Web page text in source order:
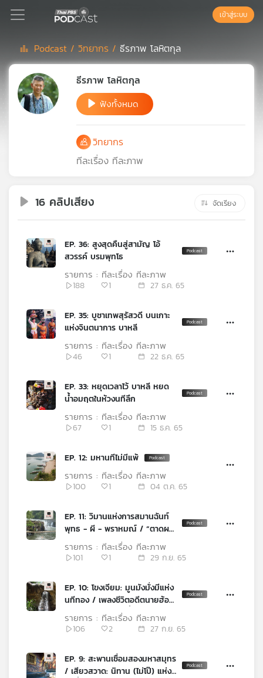
Podcast
เพล
เพล
เพลง
เกี่ยว
เครือ
แผนที่
เข้าสู่ระบบ
Podcast / วิทยากร / ธีรภาพ โลหิตกุล
ธีรภาพ โลหิตกุล
ฟังทั้งหมด
วิทยากร
ทีละเรื่อง ทีละภาพ
16 คลิปเสียง จัดเรียง
EP. 36: สูงสุดคืนสู่สามัญ โอ้
สวรรค์ บรมพุทโธ
188 1 27 ธ.ค. 65
รายการ : ทีละเรื่อง ทีละภาพ
EP. 35: บูชาเทพสุรัสวดี บนเกาะ
แห่งจินตนาการ บาหลี
46 1 22 ธ.ค. 65
รายการ : ทีละเรื่อง ทีละภาพ
EP. 33: หยุดเวลาไว้ บาหลี หยด
น้ำอมฤตในห้วงนทีลึก
67 1 15 ธ.ค. 65
รายการ : ทีละเรื่อง ทีละภาพ
EP. 12: มหานทีไม่มีแพ้
100 1 04 ต.ค. 65
รายการ : ทีละเรื่อง ทีละภาพ
EP. 11: วิมานแห่งการสมานฉันท์
พุทธ - ผี - พราหมณ์ / “ตาดผา
ส้วม” ชื่อนั้นสำคัญไฉน?
101
1 29 ก.ย. 65
รายการ : ทีละเรื่อง ทีละภาพ
EP. 10: โขงเจียม: มูนมังมั่งมีแห่ง
นทีทอง / เพลงชีวิตอดีตนายฮ้อย
นักแรมทางแห่งลุ่มน้ำสองสี
106
2 27 ก.ย. 65
รายการ : ทีละเรื่อง ทีละภาพ
EP. 9: สะพานเชื่อมสองมหาสมุทร
/ เสียวสวาด: นิทาน (ไม่โป๊) แห่ง